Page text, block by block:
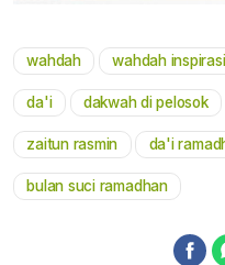
wahdah wahdah
da'i dakwah di pelosok
zaitun rasmin da'i
bulan suci ramadhan